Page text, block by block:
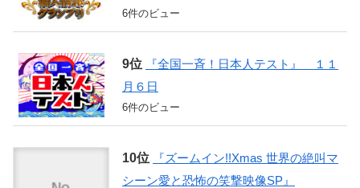
6件のビュー
『全国一斉！日本人テスト』 １１
月６日
6件のビュー
『ズームイン!!Xmas 世界の絶叫マ
シーン愛と恐怖の笑撃映像SP』